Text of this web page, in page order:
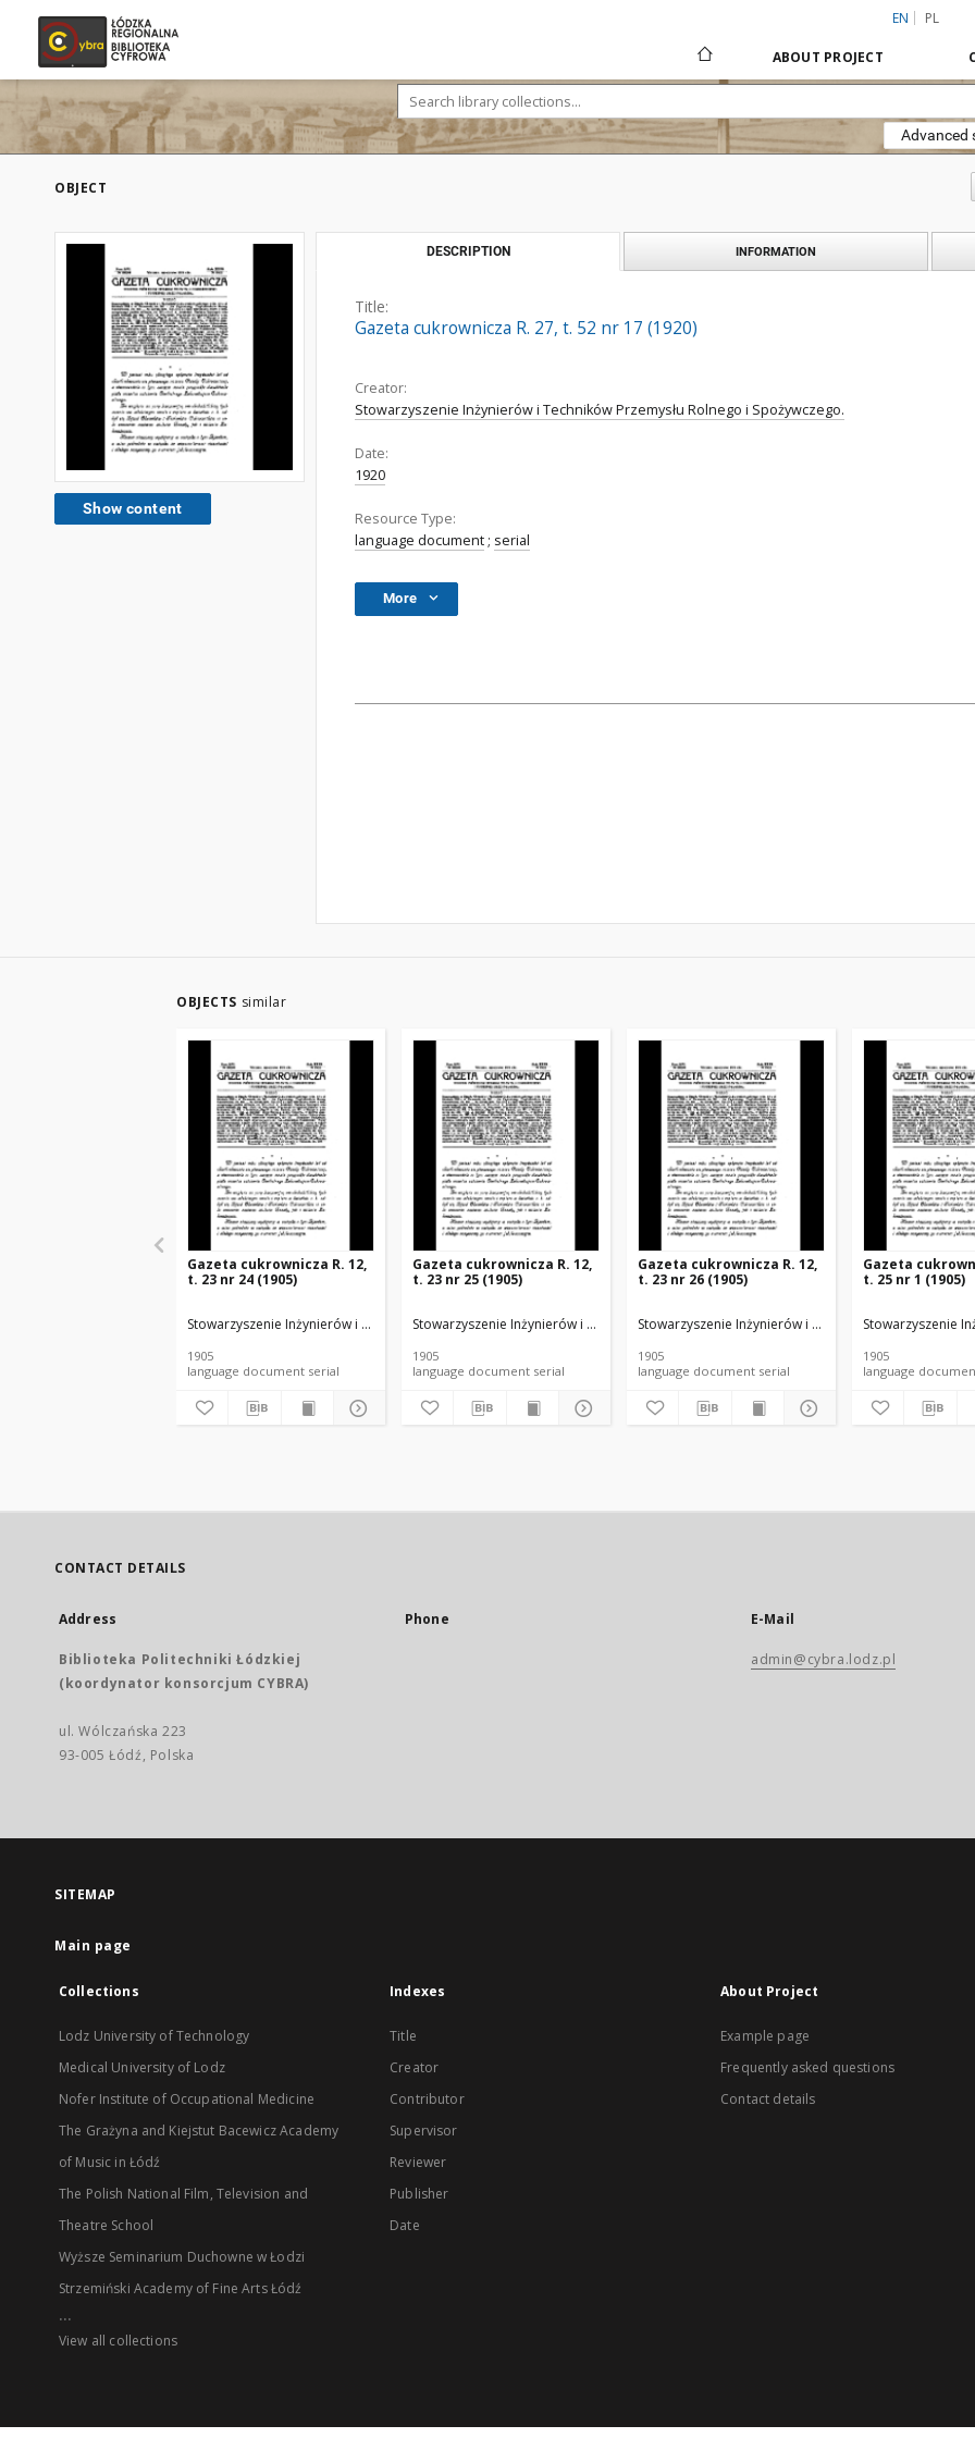
EN PL
ABOUT PROJECT
Advanced
OBJECT
Show content
DESCRIPTION INFORMATION
Title:
Gazeta cukrownicza R. 27, t. 52 nr 17 (1920)
Creator:
Stowarzyszenie Inżynierów i Techników Przemysłu Rolnego i Spożywczego.
Date:
1920
Resource Type:
language document ; serial
More
OBJECTS similar
Gazeta cukrownicza R. 12,
t. 23 nr 24 (1905)
Stowarzyszenie Inżynierów i Techników Przemysłu Rolnego i Spożywczego.
1905
language document serial
Gazeta cukrownicza R. 12,
t. 23 nr 25 (1905)
Stowarzyszenie Inżynierów i Techników Przemysłu Rolnego i Spożywczego.
1905
language document serial
Gazeta cukrownicza R. 12,
t. 23 nr 26 (1905)
Stowarzyszenie Inżynierów i Techników Przemysłu
1905
language document serial
Gazeta
t. 25 nr 1 (1905)
Stowarzyszenie
1905
CONTACT DETAILS
Address
Biblioteka Politechniki Łódzkiej
(koordynator konsorcjum CYBRA)
ul. Wólczańska 223
93-005 Łódź, Polska
Phone E-Mail
admin@cybra.lodz.pl
SITEMAP
Main page
Collections
Lodz University of Technology
Medical University of Lodz
Nofer Institute of Occupational Medicine
The Grażyna and Kiejstut Bacewicz Academy
of Music in Łódź
The Polish National Film, Television and
Theatre School
Wyższe Seminarium Duchowne w Łodzi
Strzemiński Academy of Fine Arts Łódź
...
View all collections
Indexes
Title
Creator
Contributor
Supervisor
Reviewer
Publisher
Date
About Project
Example page
Frequently asked questions
Contact details